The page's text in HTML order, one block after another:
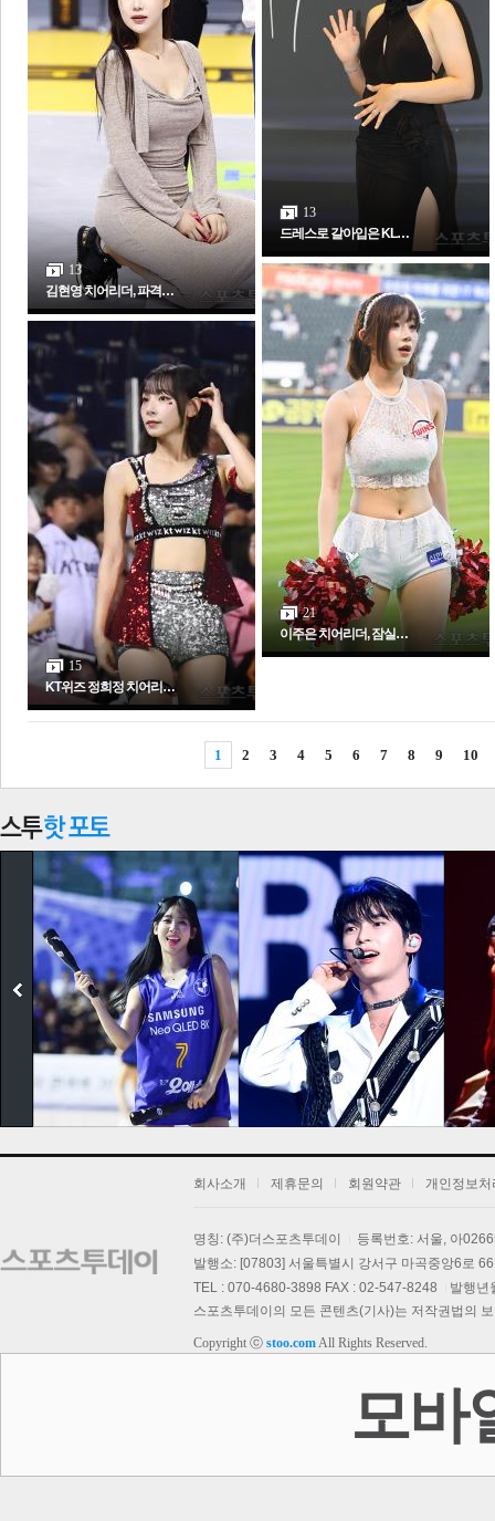
보
13
김현영 치어리더, 파격…
15
KT위즈 정희정 치어리…
13
드레스로 갈아입은 KL…
21
이주은 치어리더, 잠실…
1 2 3 4 5 6 7 8 9 10
회사소개 제휴문의 회원약관 개인정보처
명칭: (주)더스포츠투데이
등록번호: 서울, 아
발행소: [07803] 서울특별시 강서구 마곡중앙6로
TEL : 070-4680-3898 FAX : 02-547-8248
발행년
스포츠투데이의 모든 콘텐츠(기사)는 저작권법의
Copyright ⓒ stoo.comAll Rights Reserved.
모바